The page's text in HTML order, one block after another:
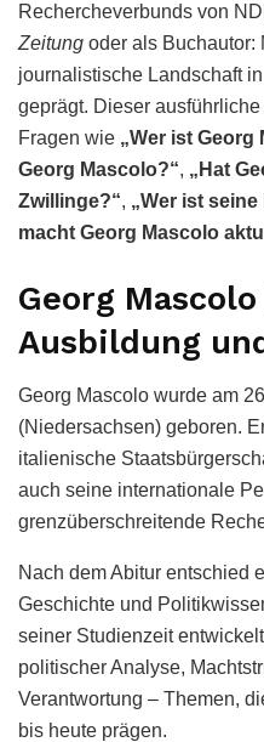
Rechercheverbunds von
Zeitung oder als Buchautor:
journalistische Landschaft
geprägt. Dieser
Fragen wie „Wer ist Georg
Georg Mascolo?“, „Hat
Zwillinge?“, „Wer ist seine
macht Georg Mascolo
Georg
Ausbildung
Georg Mascolo wurde am
(Niedersachsen) geboren.
italienische
auch seine internationale
grenzüberschreitende
Nach dem Abitur entschied
Geschichte und
seiner Studienzeit
politischer Analyse,
Verantwortung – Themen,
bis heute prägen.